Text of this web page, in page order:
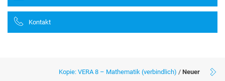
Kontakt
Kopie: VERA 8 – Mathematik (verbindlich) / Neuer